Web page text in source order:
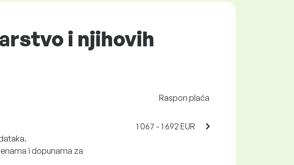
i njihovih
Raspon plaća
i dopunama za
1 067 - 1 692 EUR